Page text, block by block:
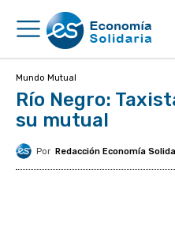
Mundo Mutual
Río Negro:
su mutual
Por Redacción Economía